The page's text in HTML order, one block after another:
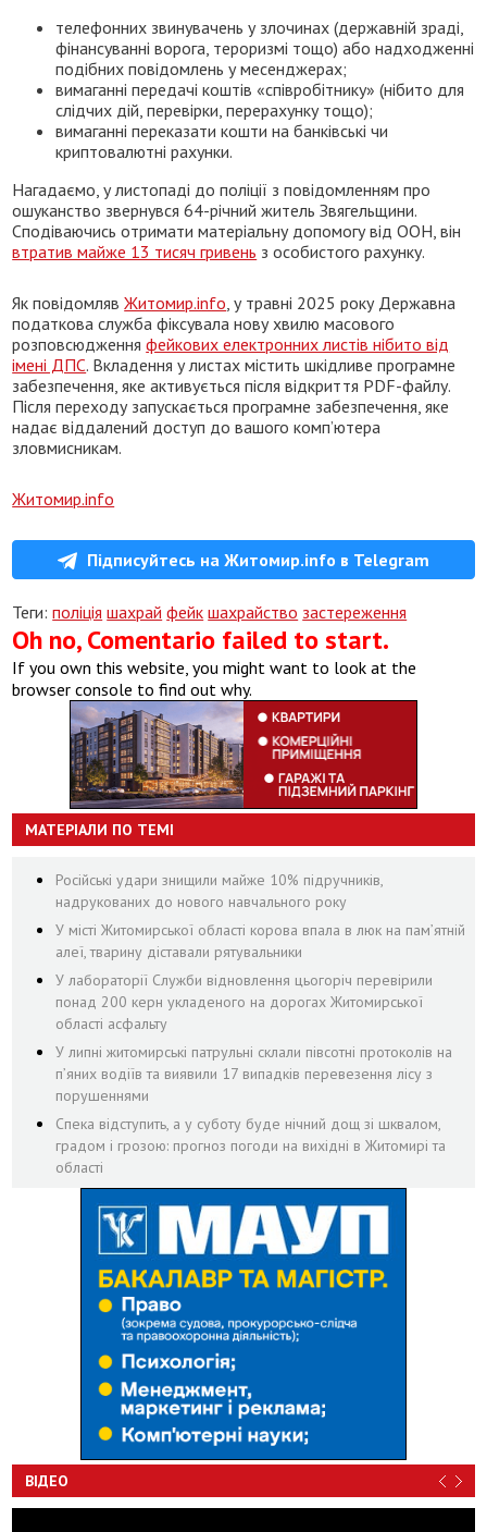
телефонних звинувачень у злочинах (державній зраді,
фінансуванні ворога, тероризмі тощо) або надходженні
подібних повідомлень у месенджерах;
вимаганні передачі коштів «співробітнику» (нібито для
слідчих дій, перевірки, перерахунку тощо);
вимаганні переказати кошти на банківські чи
криптовалютні рахунки.
Нагадаємо, у листопаді до поліції з повідомленням про
ошуканство звернувся 64-річний житель Звягельщини.
Сподіваючись отримати матеріальну допомогу від ООН, він
втратив майже 13 тисяч гривень з особистого рахунку.
Як повідомлявЖитомир.info , у травні 2025 року Державна
податкова служба фіксувала нову хвилю масового
розповсюдженняфейкових електронних листів нібито від
імені ДПС. Вкладення у листах містить шкідливе програмне
забезпечення, яке активується після відкриття PDF-файлу.
Після переходу запускається програмне забезпечення, яке
надає віддалений доступ до вашого комп’ютера
зловмисникам.
Житомир.info
Підписуйтесь на Житомир.info в Telegram
Теги:поліція шахрай фейк шахрайство застереження
Oh no, Comentario failed to start.
If you own this website, you might want to look at the
browser console to find out why.
МАТЕРІАЛИ ПО ТЕМІ
Російські удари знищили майже 10% підручників,
надрукованих до нового навчального року
У місті Житомирської області корова впала в люк на пам’ятній
алеї, тварину діставали рятувальники
У лабораторії Служби відновлення цьогоріч перевірили
понад 200 керн укладеного на дорогах Житомирської
області асфальту
У липні житомирські патрульні склали півсотні протоколів на
пʼяних водіїв та виявили 17 випадків перевезення лісу з
порушеннями
Спека відступить, а у суботу буде нічний дощ зі шквалом,
градом і грозою: прогноз погоди на вихідні в Житомирі та
області
ВІДЕО